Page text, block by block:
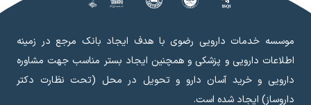
موسسه خدمات دارویی رضوی با هدف ایجاد بانک مرجع در زمینه
اطلاعات دارویی و پزشکی و همچنین ایجاد بستر مناسب جهت مشاوره
دارویی و خرید آسان دارو و تحویل در محل (تحت نظارت دکتر
داروساز) ایجاد شده است.